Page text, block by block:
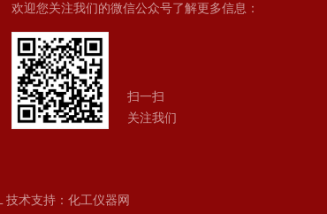
欢迎您关注我们的微信公众号了解更多信息：
扫一扫
关注我们
技术支持： 化工仪器网